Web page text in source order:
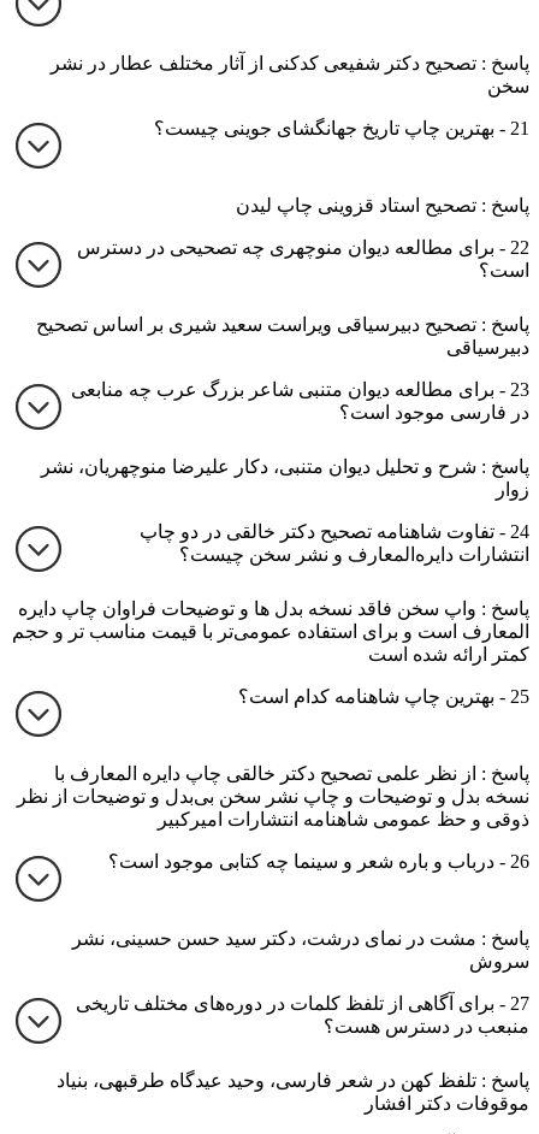
پاسخ : تصحیح دکتر شفیعی کدکنی از آثار مختلف عطار در نشر
سخن
21 - بهترین چاپ تاریخ جهانگشای جوینی چیست؟
پاسخ : تصحیح استاد قزوینی چاپ لیدن
22 - برای مطالعه دیوان منوچهری چه تصحیحی در دسترس
است؟
پاسخ : تصحیح دبیرسیاقی ویراست سعید شیری بر اساس تصحیح
دبیرسیاقی
23 - برای مطالعه دیوان متنبی شاعر بزرگ عرب چه منابعی
در فارسی موجود است؟
پاسخ : شرح و تحلیل دیوان متنبی، دکار علیرضا منوچهریان، نشر
زوار
24 - تفاوت شاهنامه تصحیح دکتر خالقی در دو چاپ
انتشارات دایره‌المعارف و نشر سخن چیست؟
پاسخ : واپ سخن فاقد نسخه بدل ها و توضیحات فراوان چاپ دایره
المعارف است و برای استفاده عمومی‌تر با قیمت مناسب تر و حجم
کمتر ارائه شده است
25 - بهترین چاپ شاهنامه کدام است؟
پاسخ : از نظر علمی تصحیح دکتر خالقی چاپ دایره المعارف با
نسخه بدل و توضیحات و چاپ نشر سخن بی‌بدل و توضیحات از نظر
ذوقی و حظ عمومی شاهنامه انتشارات امیرکبیر
26 - درباب و باره شعر و سینما چه کتابی موجود است؟
پاسخ : مشت در نمای درشت، دکتر سید حسن حسینی، نشر
سروش
27 - برای آگاهی از تلفظ کلمات در دوره‌های مختلف تاریخی
منبعب در دسترس هست؟
پاسخ : تلفظ کهن در شعر فارسی، وحید عیدگاه طرقبهی، بنیاد
موقوفات دکتر افشار